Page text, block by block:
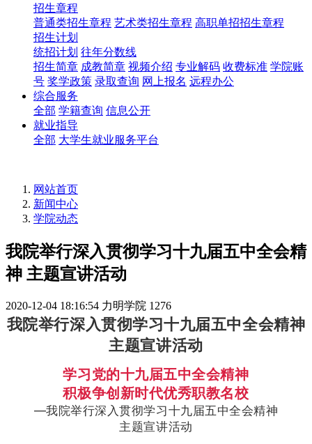
招生章程
普通类招生章程 艺术类招生章程 高职单招招生章程
招生计划
统招计划 往年分数线
招生简章 成教简章 视频介绍 专业解码 收费标准 学院账
号 奖学政策 录取查询 网上报名 远程办公
综合服务
全部 学籍查询 信息公开
就业指导
全部 大学生就业服务平台
网站首页
新闻中心
学院动态
我院举行深入贯彻学习十九届五中全会精
神 主题宣讲活动
2020-12-04 18:16:54 力明学院 1276
我院举行深入贯彻学习十九届五中全会精神
主题宣讲活动
学习党的十九届五中全会精神
积极争创新时代优秀职教名校
—我院举行深入贯彻学习十九届五中全会精神
主题宣讲活动